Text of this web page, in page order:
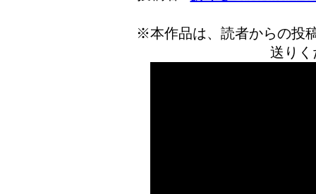
※本作品は、読者からの投
送り